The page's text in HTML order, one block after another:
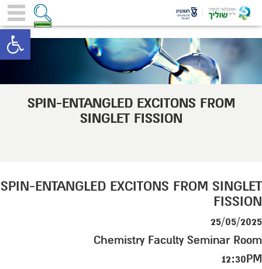
SPIN-ENTANGLED EXCITONS FROM
SINGLET FISSION
SPIN-ENTANGLED EXCITONS FROM SINGLET
FISSION
25/05/2025
Chemistry Faculty Seminar Room
12:30PM